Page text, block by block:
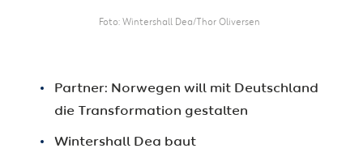
Foto Wintershall Dea/Thor Oliversen
Partner: Norwegen will mit Deutschland
die Transformation gestalten
Wintershall Dea baut